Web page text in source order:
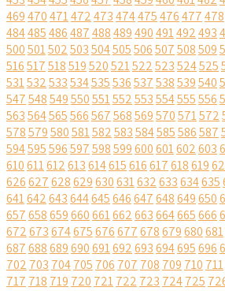
469470471472473474475476477478
484485486487488489490491492493
500501502503504505506507508509
516517518519520521522523524525
531532533534535536537538539540
547548549550551552553554555556
563564565566567568569570571572
578579580581582583584585586587
594595596597598599600601602603
610611612613614615616617618619
626627628629630631632633634635
641642643644645646647648649650
657658659660661662663664665666
672673674675676677678679680681
687688689690691692693694695696
702 703 704705 706 707 708 709 710 711
717 718 719 720 721722 723 724725